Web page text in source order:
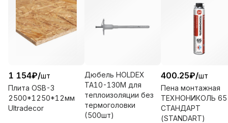
1 154₽/шт
Плита OSB-3
2500*1250*12мм
Ultradecor
Дюбель HOLDEX
ТА10-130М для
теплоизоляции без
термоголовки
(500шт)
400.25₽/шт
Пена монтажная
ТЕХНОНИКОЛЬ 65
СТАНДАРТ
(STANDART)